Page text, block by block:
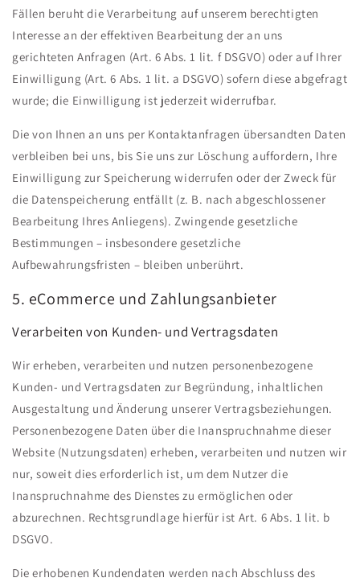
Fällen beruht die Verarbeitung auf unserem berechtigten
Interesse an der effektiven Bearbeitung der an uns
gerichteten Anfragen (Art. 6 Abs. 1 lit. f DSGVO) oder auf Ihrer
Einwilligung (Art. 6 Abs. 1 lit. a DSGVO) sofern diese abgefragt
wurde; die Einwilligung ist jederzeit widerrufbar.
Die von Ihnen an uns per Kontaktanfragen übersandten Daten
verbleiben bei uns, bis Sie uns zur Löschung auffordern, Ihre
Einwilligung zur Speicherung widerrufen oder der Zweck für
die Datenspeicherung entfällt (z. B. nach abgeschlossener
Bearbeitung Ihres Anliegens). Zwingende gesetzliche
Bestimmungen – insbesondere gesetzliche
Aufbewahrungsfristen – bleiben unberührt.
5. eCommerce und Zahlungs­anbieter
Verarbeiten von Kunden- und Vertragsdaten
Wir erheben, verarbeiten und nutzen personenbezogene
Kunden- und Vertragsdaten zur Begründung, inhaltlichen
Ausgestaltung und Änderung unserer Vertragsbeziehungen.
Personenbezogene Daten über die Inanspruchnahme dieser
Website (Nutzungsdaten) erheben, verarbeiten und nutzen wir
nur, soweit dies erforderlich ist, um dem Nutzer die
Inanspruchnahme des Dienstes zu ermöglichen oder
abzurechnen. Rechtsgrundlage hierfür ist Art. 6 Abs. 1 lit. b
DSGVO.
Die erhobenen Kundendaten werden nach Abschluss des